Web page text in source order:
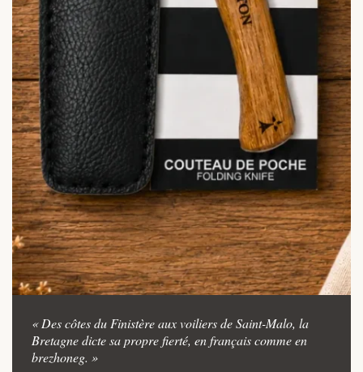
« Des côtes du Finistère aux voiliers de Saint-Malo, la
Bretagne dicte sa propre fierté, en français comme en
brezhoneg. »